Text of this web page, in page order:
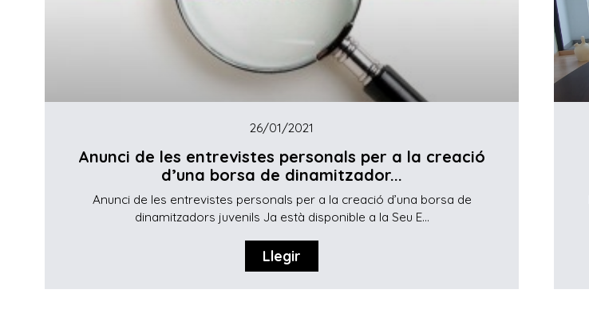
26/01/2021
Anunci de les entrevistes personals per a la creació
d’una borsa de dinamitzador...
Anunci de les entrevistes personals per a la creació d’una borsa de
dinamitzadors juvenils Ja està disponible a la Seu E...
Llegir